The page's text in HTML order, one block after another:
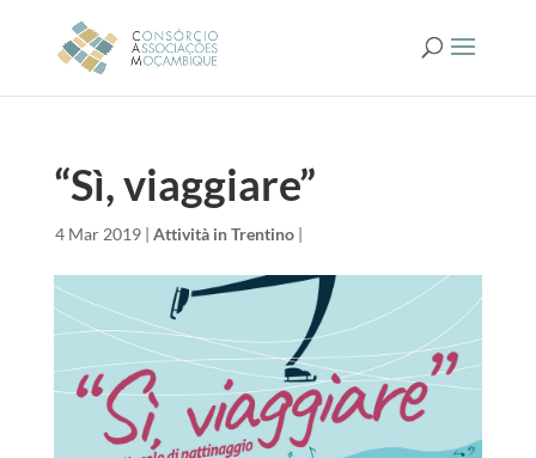
“Sì, viaggiare”
4 Mar 2019| Attività in Trentino|